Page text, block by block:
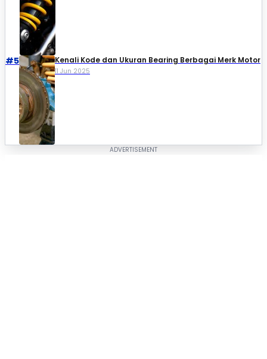
#5 Kenali Kode dan Ukuran Bearing Berbagai Merk Motor
11 Jun 2025